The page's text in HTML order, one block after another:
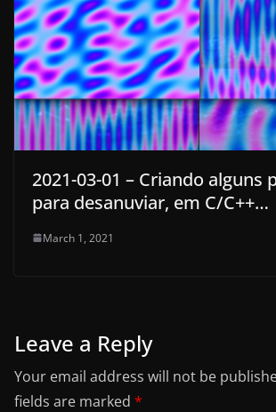
2021-03-01 – Criando alguns
para desanuviar, em C/C++…
March 1, 2021
Leave a Reply
Your email address will not be
fields are marked *